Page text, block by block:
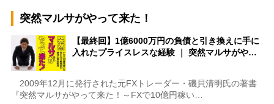
突然マルサがやって来た！
【最終回】1億6000万円の負債と引き換えに手に
入れたプライスレスな経験 ｜ 突然マルサがや…
2009年12月に発行された元FXトレーダー・磯貝清明氏の著書
『突然マルサがやって来た！～FXで10億円稼い…